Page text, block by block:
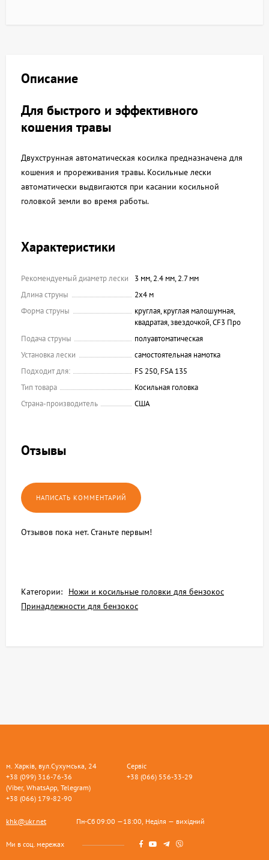
Описание
Для быстрого и эффективного
кошения травы
Двухструнная автоматическая косилка предназначена для
кошения и прореживания травы. Косильные лески
автоматически выдвигаются при касании косильной
головкой земли во время работы.
Характеристики
Рекомендуемый диаметр лески
3 мм, 2.4 мм, 2.7 мм
Длина струны
2х4 м
Форма струны
круглая, круглая малошумная,
квадратая, звездочкой, CF3 Про
Подача струны
полуавтоматическая
Установка лески
самостоятельная намотка
Подходит для:
FS 250, FSA 135
Тип товара
Косильная головка
Страна-производитель
США
Отзывы
Отзывов пока нет. Станьте первым!
Категории:
Ножи и косильные головки для бензокос
Принадлежности для бензокос
м. Харків, вул.Сухумська, 24
+38 (099) 316-76-36
(Viber, WhatsApp, Telegram)
+38 (066) 179-82-90
Сервіс
+38 (066) 556-33-29
khk@ukr.net Пн-Сб 09:00 —18:00, Неділя — вихідний
Ми в соц. мережах